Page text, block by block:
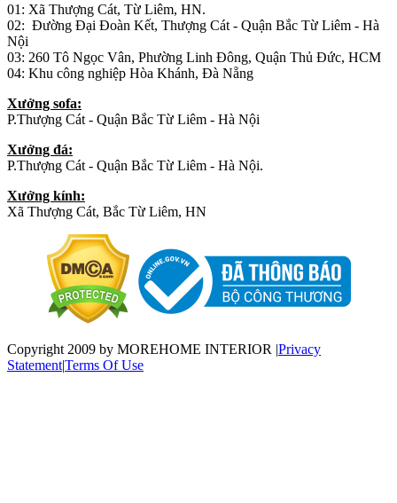
01: Xã Thượng Cát, Từ Liêm, HN.
02: Đường Đại Đoàn Kết, Thượng Cát - Quận Bắc Từ Liêm - Hà
Nội
03: 260 Tô Ngọc Vân, Phường Linh Đông, Quận Thủ Đức, HCM
04: Khu công nghiệp Hòa Khánh, Đà Nẵng
Xưởng sofa:
P.Thượng Cát - Quận Bắc Từ Liêm - Hà Nội
Xưởng đá:
P.Thượng Cát - Quận Bắc Từ Liêm - Hà Nội.
Xưởng kính:
Xã Thượng Cát, Bắc Từ Liêm, HN
Copyright 2009 by MOREHOME INTERIOR |Privacy
Statement|Terms Of Use